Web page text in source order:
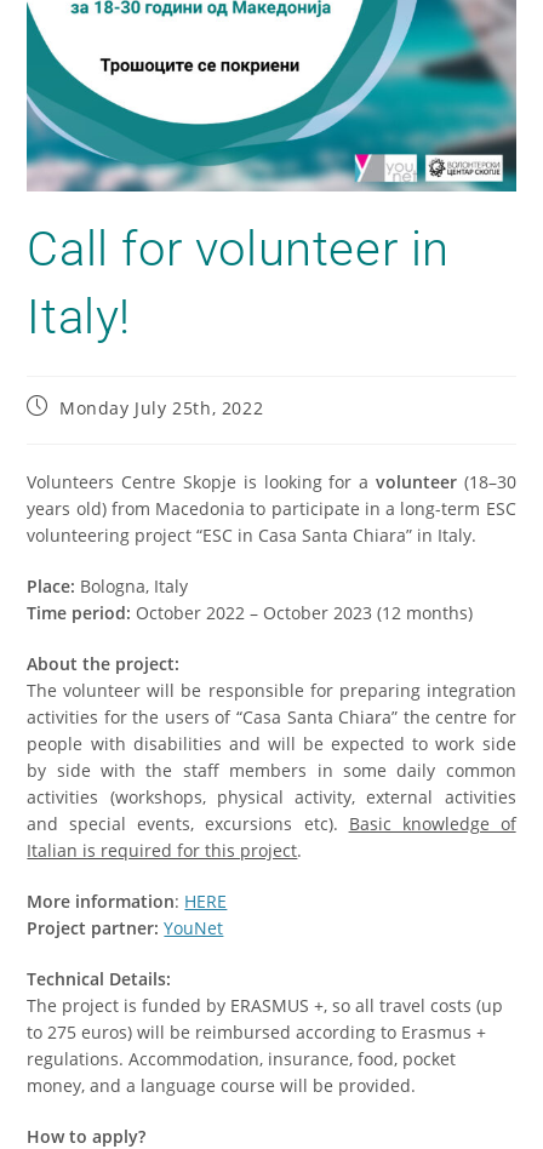
Call for volunteer in
Italy!
Monday July 25th, 2022
Volunteers Centre Skopje is looking for a volunteer(18–30
years old) from Macedonia to participate in a long-term ESC
volunteering project “ESC in Casa Santa Chiara” in Italy.
Place: Bologna, Italy
Time period: October 2022 – October 2023 (12 months)
About the project:
The volunteer will be responsible for preparing integration
activities for the users of “Casa Santa Chiara” the centre for
people with disabilities and will be expected to work side
by side with the staff members in some daily common
activities (workshops, physical activity, external activities
and special events, excursions etc). Basic knowledge of
Italian is required for this project.
More information: HERE
Project partner:YouNet
Technical Details:
The project is funded by ERASMUS +, so all travel costs (up
to 275 euros) will be reimbursed according to Erasmus +
regulations. Accommodation, insurance, food, pocket
money, and a language course will be provided.
How to apply?